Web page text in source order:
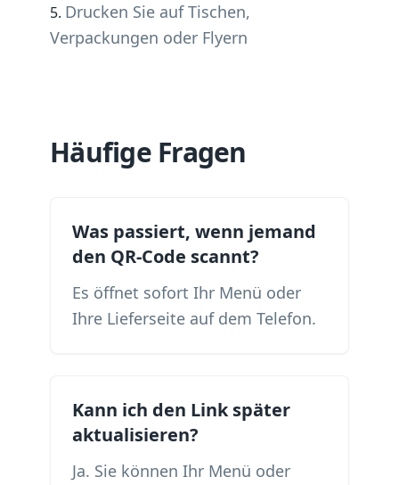
Drucken Sie auf Tischen,
Verpackungen oder Flyern
Häufige Fragen
Was passiert, wenn jemand
den QR-Code scannt?
Es öffnet sofort Ihr Menü oder
Ihre Lieferseite auf dem Telefon.
Kann ich den Link später
aktualisieren?
Ja. Sie können Ihr Menü oder